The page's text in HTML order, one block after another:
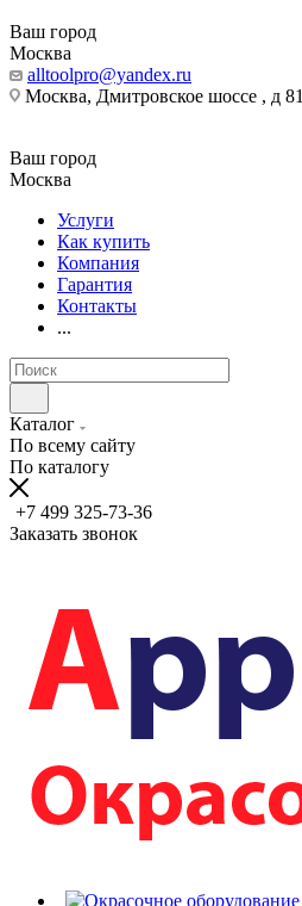
Ваш город
Москва
alltoolpro@yandex.ru
Москва, Дмитровское шоссе , д 81
Ваш город
Москва
Услуги
Как купить
Компания
Гарантия
Контакты
...
Каталог
По всему сайту
По каталогу
+7 499 325-73-36
Заказать звонок